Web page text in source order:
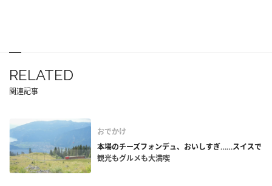
RELATED
関連記事
おでかけ
本場のチーズフォンデュ、おいしすぎ……スイスで
観光もグルメも大満喫